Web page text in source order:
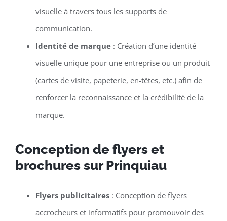
visuelle à travers tous les supports de
communication.
Identité de marque: Création d’une identité
visuelle unique pour une entreprise ou un produit
(cartes de visite, papeterie, en-têtes, etc.) afin de
renforcer la reconnaissance et la crédibilité de la
marque.
Conception de flyers et
brochures sur Prinquiau
Flyers publicitaires: Conception de flyers
accrocheurs et informatifs pour promouvoir des